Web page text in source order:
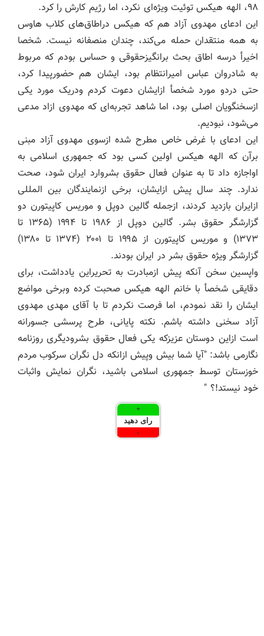
۹۸، الهه هیکس توئیت ویژه‌ای نکرد، اما رژیم کارش را کرد.
این ادعای مهدوی آزاد هم که هیکس دراطاق‌های کلاب هاوس
به همه منتقدان حمله می‌کند، چندان منصفانه نیست. شخصا
اخیرأ درسه اطاق بحث برانگیزحقوقی و حساس بودم که مربوط
به شادروان عباس امیرانتظام بود، ایشان هم حضورپیدا کرد،
حتی دردو مورد شخصأ ازایشان دعوت کردم ودریک مورد یکی
ازسخنگویان اصلی بود، اما شاهد تجربه‌ای که مهدوی ازاد مدعی
می‌شود، نبودیم.
این ادعای با غرض خاص مطرح شده ازسوی مهدوی آزاد مبنی
برآن که الهه هیکس اولین کسی بود که جمهوری اسلامی به
اواجازه داد تا به عنوان فعال حقوق بشروارد ایران شود، صحت
ندارد. چند سال پیش ازایشان، برخی ازنمایندگان بین المللی
ازایران بازدید کردند، ازجمله گالین دوپل و موریس کاپیتورن دو
گزارشگر حقوق بشر. گالین دوپل از ۱۹۸۶ تا ۱۹۹۴ (۱۳۶۵ تا
۱۳۷۳) و موریس کاپیتورن از ۱۹۹۵ تا ۲۰۰۱ (۱۳۷۴ تا ۱۳۸۰)
گزارشگر ویژه حقوق بشر در ایران بودند.
واپسین سخن آنکه پیش ازمبادرت به تحریراین یادداشت، برای
دقایقی شخصأ با خانم الهه هیکس صحبت کرده وبرخی مواضع
ایشان را نقد نمودم، اما فرصت نکردم تا با آقای مهدی مهدوی
آزاد سخنی داشته باشم. نکته پایانی، طرح پرسشی جسورانه
است ازاین دوستان عزیزکه یکی فعال حقوق بشرودیگری روزنامه
نگارمی باشد: "آیا شما بیش وپیش ازانکه دل نگران سرکوب مردم
خوزستان توسط جمهوری اسلامی باشید، نگران نمایش واثبات
خود نیستد!؟ "
+
رای دهید
-